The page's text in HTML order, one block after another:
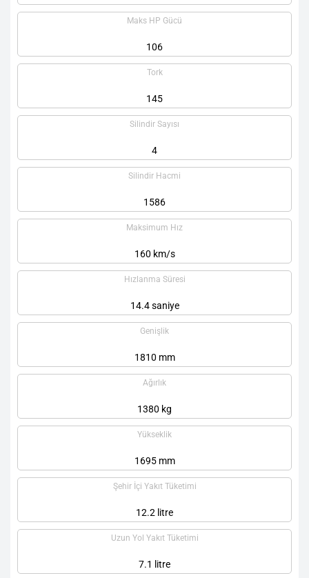
Maks HP Gücü
106
Tork
145
Silindir Sayısı
4
Silindir Hacmi
1586
Maksimum Hız
160 km/s
Hızlanma Süresi
14.4 saniye
Genişlik
1810 mm
Ağırlık
1380 kg
Yükseklik
1695 mm
Şehir İçi Yakıt Tüketimi
12.2 litre
Uzun Yol Yakıt Tüketimi
7.1 litre